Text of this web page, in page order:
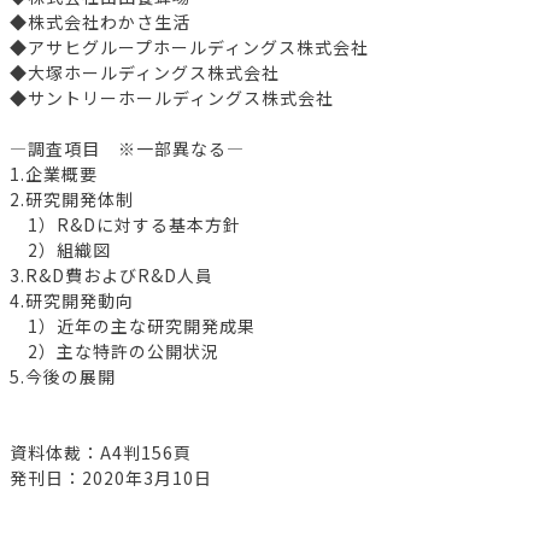
◆株式会社わかさ生活
◆アサヒグループホールディングス株式会社
◆大塚ホールディングス株式会社
◆サントリーホールディングス株式会社
―調査項目 ※一部異なる―
1.企業概要
2.研究開発体制
1）R&Dに対する基本方針
2）組織図
3.R&D費およびR&D人員
4.研究開発動向
1）近年の主な研究開発成果
2）主な特許の公開状況
5.今後の展開
資料体裁：A4判156頁
発刊日：2020年3月10日